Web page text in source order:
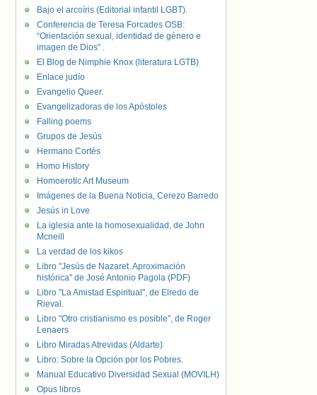
Bajo el arcoíris (Editorial infantil LGBT).
Conferencia de Teresa Forcades OSB:
“Orientación sexual, identidad de género e
imagen de Dios” .
El Blog de Nimphie Knox (literatura LGTB)
Enlace judío
Evangelio Queer.
Evangelizadoras de los Apóstoles
Falling poems
Grupos de Jesús
Hermano Cortés
Homo History
Homoerotic Art Museum
Imágenes de la Buena Noticia, Cerezo Barredo
Jesús in Love
La iglesia ante la homosexualidad, de John
Mcneill
La verdad de los kikos
Libro "Jesús de Nazaret. Aproximación
histórica" de José Antonio Pagola (PDF)
Libro "La Amistad Espiritual", de Elredo de
Rieval.
Libro "Otro cristianismo es posible", de Roger
Lenaers
Libro Miradas Atrevidas (Aldarte)
Libro: Sobre la Opción por los Pobres.
Manual Educativo Diversidad Sexual (MOVILH)
Opus libros